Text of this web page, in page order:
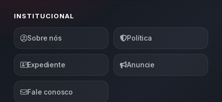
INSTITUCIONAL
Sobre nós Política
Expediente Anuncie
Fale conosco